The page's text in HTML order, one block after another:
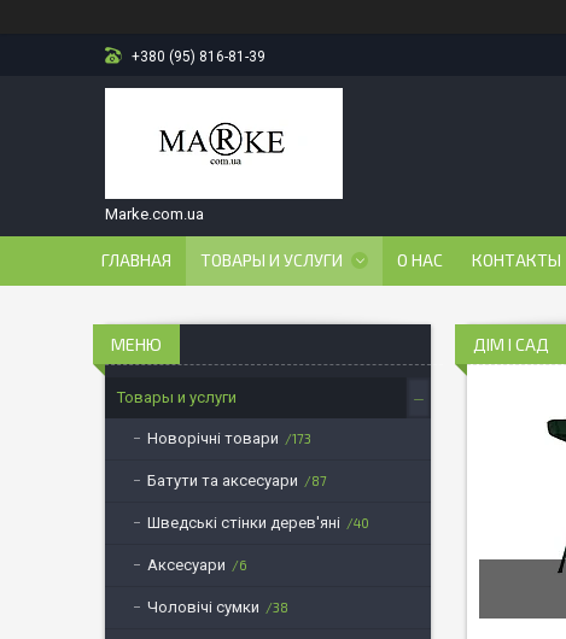
+380 (95) 816-81-39
Marke.com.ua
ГЛАВНАЯ ТОВАРЫ И УСЛУГИ О НАС КОНТАКТЫ
ДІМ І САД
Товары и услуги
Новорічні товари 173
Батути та аксесуари 87
Шведські стінки дерев'яні 40
Аксесуари 6
Чоловічі сумки 38